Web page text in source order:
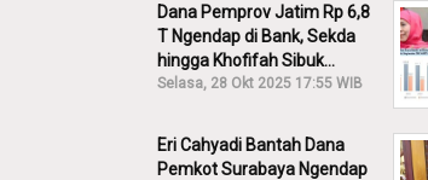
Dana Pemprov Jatim Rp 6,8
T Ngendap di Bank, Sekda
hingga Khofifah Sibuk
Membantah!
Selasa, 28 Okt 2025 17:55 WIB
Eri Cahyadi Bantah Dana
Pemkot Surabaya Ngendap